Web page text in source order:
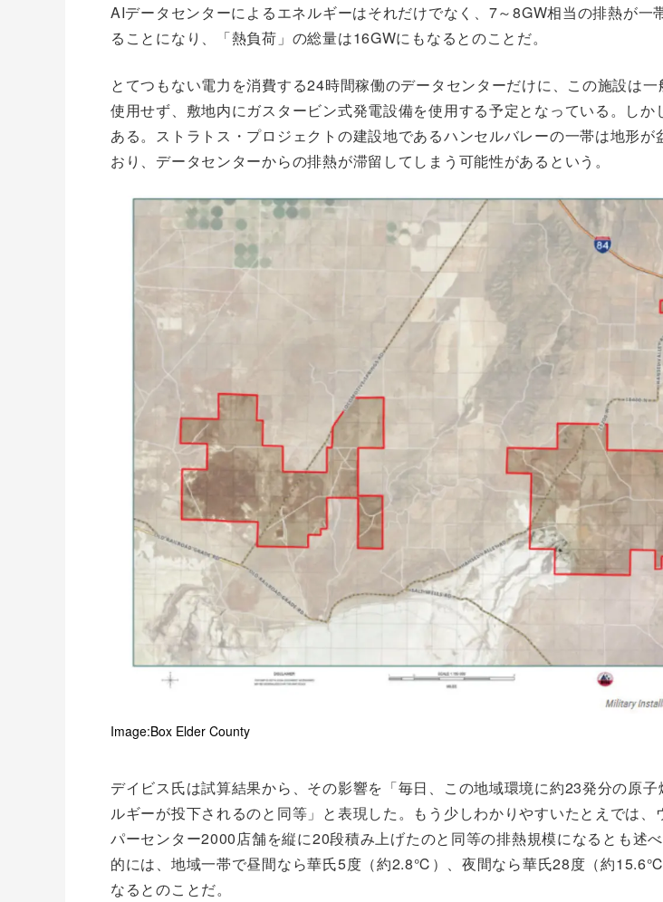
AIデータセンターによるエネルギーはそれだけでなく、7～8GW相当の排熱が一
ることになり、「熱負荷」の総量は16GWにもなるとのことだ。
とてつもない電力を消費する24時間稼働のデータセンターだけに、この施設は
使用せず、敷地内にガスタービン式発電設備を使用する予定となっている。しか
ある。ストラトス・プロジェクトの建設地であるハンセルバレーの一帯は地形が
おり、データセンターからの排熱が滞留してしまう可能性があるという。
Image:Box Elder County
デイビス氏は試算結果から、その影響を「毎日、この地域環境に約23発分の原
ルギーが投下されるのと同等」と表現した。もう少しわかりやすいたとえでは、
パーセンター2000店舗を縦に20段積み上げたのと同等の排熱規模になるとも述
的には、地域一帯で昼間なら華氏5度（約2.8℃）、夜間なら華氏28度（約
なるとのことだ。